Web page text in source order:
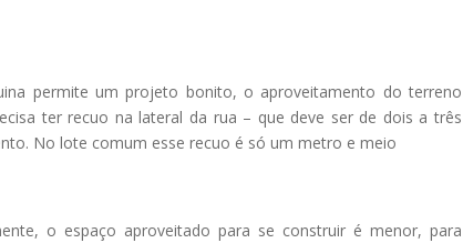
permite um projeto bonito, o aproveitamento do terreno
ter recuo na lateral da rua – que deve ser de dois a três
No lote comum esse recuo é só um metro e meio
o espaço aproveitado para se construir é menor, para